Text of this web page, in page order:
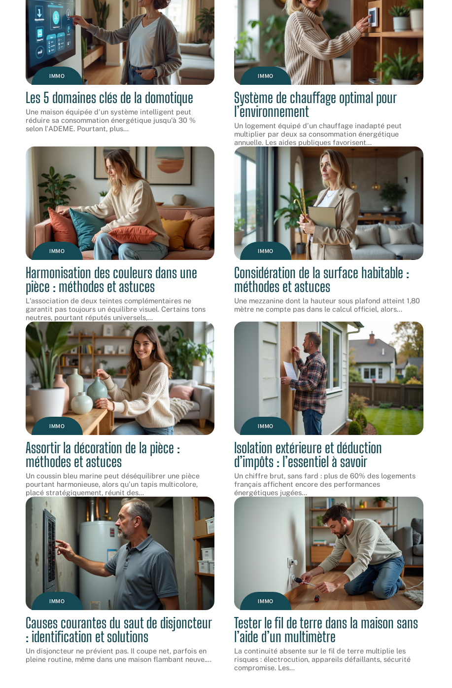
IMMO
Les 5 domaines clés de la domotique
Une maison équipée d'un système intelligent peut
réduire sa consommation énergétique jusqu'à 30 %
selon l'ADEME. Pourtant, plus…
IMMO
Système de chauffage optimal pour
l’environnement
Un logement équipé d'un chauffage inadapté peut
multiplier par deux sa consommation énergétique
annuelle. Les aides publiques favorisent…
IMMO
Harmonisation des couleurs dans une
pièce : méthodes et astuces
L'association de deux teintes complémentaires ne
garantit pas toujours un équilibre visuel. Certains tons
neutres, pourtant réputés universels,…
IMMO
Considération de la surface habitable :
méthodes et astuces
Une mezzanine dont la hauteur sous plafond atteint 1,80
mètre ne compte pas dans le calcul officiel, alors…
IMMO
Assortir la décoration de la pièce :
méthodes et astuces
Un coussin bleu marine peut déséquilibrer une pièce
pourtant harmonieuse, alors qu'un tapis multicolore,
placé stratégiquement, réunit des…
IMMO
Isolation extérieure et déduction
d’impôts : l’essentiel à savoir
Un chiffre brut, sans fard : plus de 60% des logements
français affichent encore des performances
énergétiques jugées…
IMMO
Causes courantes du saut de disjoncteur
: identification et solutions
Un disjoncteur ne prévient pas. Il coupe net, parfois en
pleine routine, même dans une maison flambant neuve.…
IMMO
Tester le fil de terre dans la maison sans
l’aide d’un multimètre
La continuité absente sur le fil de terre multiplie les
risques : électrocution, appareils défaillants, sécurité
compromise. Les…